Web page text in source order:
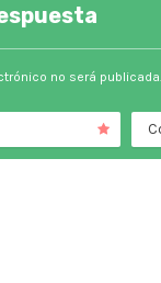
no será publicada.